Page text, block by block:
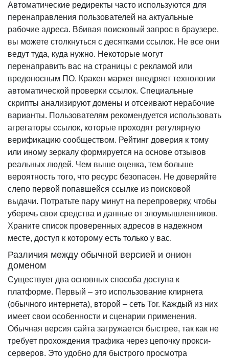
Автоматические редиректы часто используются для
перенаправления пользователей на актуальные
рабочие адреса. Вбивая поисковый запрос в браузере,
вы можете столкнуться с десятками ссылок. Не все они
ведут туда, куда нужно. Некоторые могут
перенаправить вас на страницы с рекламой или
вредоносным ПО. Кракен маркет внедряет технологии
автоматической проверки ссылок. Специальные
скрипты анализируют домены и отсеивают нерабочие
варианты. Пользователям рекомендуется использовать
агрегаторы ссылок, которые проходят регулярную
верификацию сообществом. Рейтинг доверия к тому
или иному зеркалу формируется на основе отзывов
реальных людей. Чем выше оценка, тем больше
вероятность того, что ресурс безопасен. Не доверяйте
слепо первой попавшейся ссылке из поисковой
выдачи. Потратьте пару минут на перепроверку, чтобы
уберечь свои средства и данные от злоумышленников.
Храните список проверенных адресов в надежном
месте, доступ к которому есть только у вас.
Различия между обычной версией и онион
доменом
Существует два основных способа доступа к
платформе. Первый – это использование клирнета
(обычного интернета), второй – сеть Tor. Каждый из них
имеет свои особенности и сценарии применения.
Обычная версия сайта загружается быстрее, так как не
требует прохождения трафика через цепочку прокси-
серверов. Это удобно для быстрого просмотра